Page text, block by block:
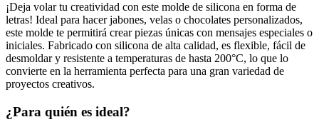
¡Deja volar tu creatividad con este molde de silicona en forma de
letras! Ideal para hacer jabones, velas o chocolates personalizados,
este molde te permitirá crear piezas únicas con mensajes especiales o
iniciales. Fabricado con silicona de alta calidad, es flexible, fácil de
desmoldar y resistente a temperaturas de hasta 200°C, lo que lo
convierte en la herramienta perfecta para una gran variedad de
proyectos creativos.
¿Para quién es ideal?